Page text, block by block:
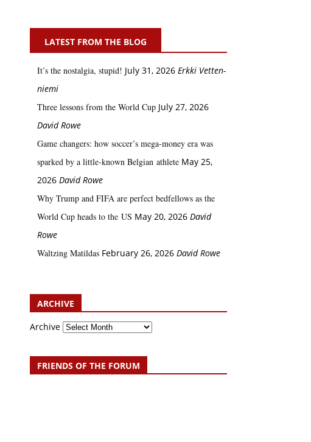
LATEST FROM THE BLOG
It’s the nostalgia, stupid! July 31, 2026 Erkki Vetten­­
niemi
Three lessons from the World Cup July 27, 2026
David Rowe
Game changers: how soccer’s mega‑money era was
sparked by a little‑known Belgian athlete May 25,
2026 David Rowe
Why Trump and FIFA are perfect bedfellows as the
World Cup heads to the US May 20, 2026 David
Rowe
Waltzing Matildas February 26, 2026 David Rowe
ARCHIVE
Archive
FRIENDS OF THE FORUM